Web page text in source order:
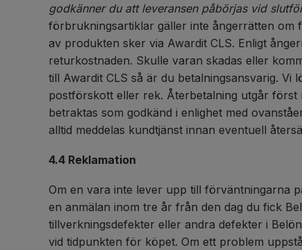
godkänner du att leveransen påbörjas vid
förbrukningsartiklar gäller inte ångerrätten om
av produkten sker via Awardit CLS. Enligt
returkostnaden. Skulle varan skadas eller
till Awardit CLS så är du betalningsansvarig.
postförskott eller rek. Återbetalning utgår
betraktas som godkänd i enlighet med
alltid meddelas kundtjänst innan eventuell
4.4 Reklamation
Om en vara inte lever upp till förväntningarna
en anmälan inom tre år från den dag du fick
tillverkningsdefekter eller andra defekter i
vid tidpunkten för köpet. Om ett problem